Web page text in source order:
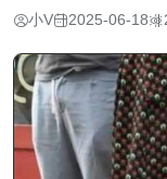
小V 2025-06-18